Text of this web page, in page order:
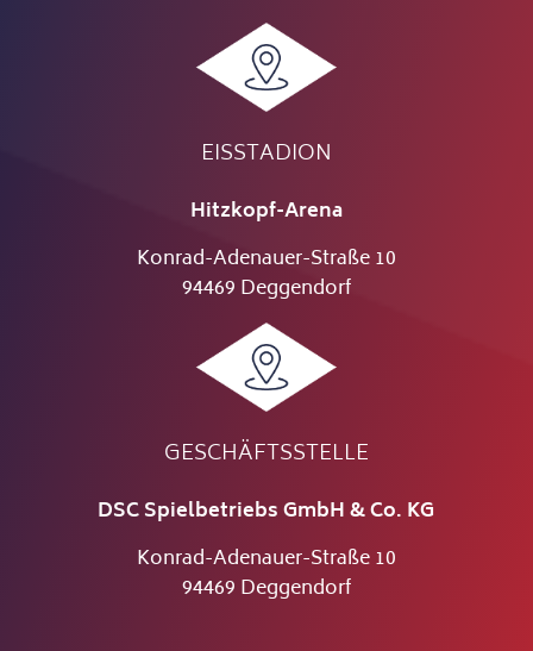
EISSTADION
Hitzkopf-Arena
Konrad-Adenauer-Straße 10
94469 Deggendorf
GESCHÄFTSSTELLE
DSC Spielbetriebs GmbH & Co. KG
Konrad-Adenauer-Straße 10
94469 Deggendorf